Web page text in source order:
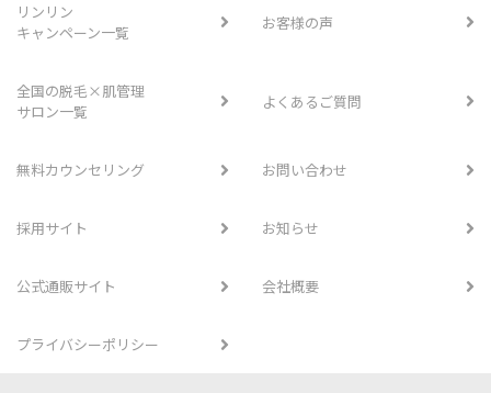
リンリン
キャンペーン一覧
お客様の声
全国の脱毛×肌管理
サロン一覧
よくあるご質問
無料カウンセリング お問い合わせ
採用サイト お知らせ
公式通販サイト 会社概要
プライバシーポリシー